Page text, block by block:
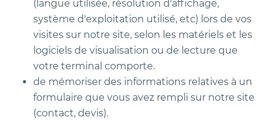
(langue utilisée, résolution d'affichage,
système d'exploitation utilisé, etc) lors de vos
visites sur notre site, selon les matériels et les
logiciels de visualisation ou de lecture que
votre terminal comporte.
de mémoriser des informations relatives à un
formulaire que vous avez rempli sur notre site
(contact, devis).